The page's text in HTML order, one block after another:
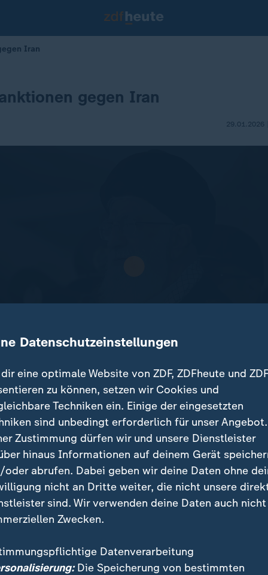
Iran
gegen Iran
29.01.2026
in Teheran stockt das Geschäft. Preise steigen
Händler berichten von Verzweiflung und fehlender
Datenschutzeinstellungen
eine optimale Website von ZDF, ZDFheute und
zu können, setzen wir Cookies und
Techniken ein. Einige der eingesetzten
sind unbedingt erforderlich für unser
Zustimmung dürfen wir und unsere Dienstleister
hinaus Informationen auf deinem Gerät
oder abrufen. Dabei geben wir deine Daten ohne
nicht an Dritte weiter, die nicht unsere
sind. Wir verwenden deine Daten auch nicht
Zwecken.
Datenverarbeitung
Die Speicherung von bestimmten